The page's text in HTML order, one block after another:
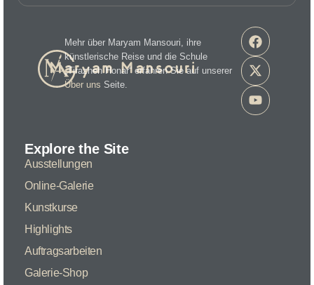
Mehr über Maryam Mansouri, ihre
künstlerische Reise und die Schule
„Tirazheh Honar“ erfahren Sie auf unserer
Über uns Seite.
Explore the Site
Ausstellungen
Online-Galerie
Kunstkurse
Highlights
Auftragsarbeiten
Galerie-Shop